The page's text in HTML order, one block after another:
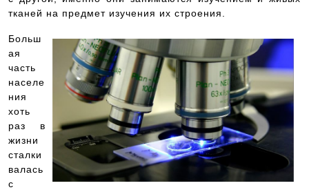
тканей на предмет изучения их строения.
Больш
ая
часть
населе
ния
хоть
раз в
жизни
сталки
валась
с